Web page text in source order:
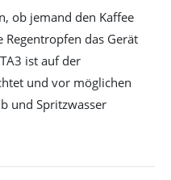
ob jemand den Kaffee
das Gerät
ist auf der
und vor möglichen
und Spritzwasser